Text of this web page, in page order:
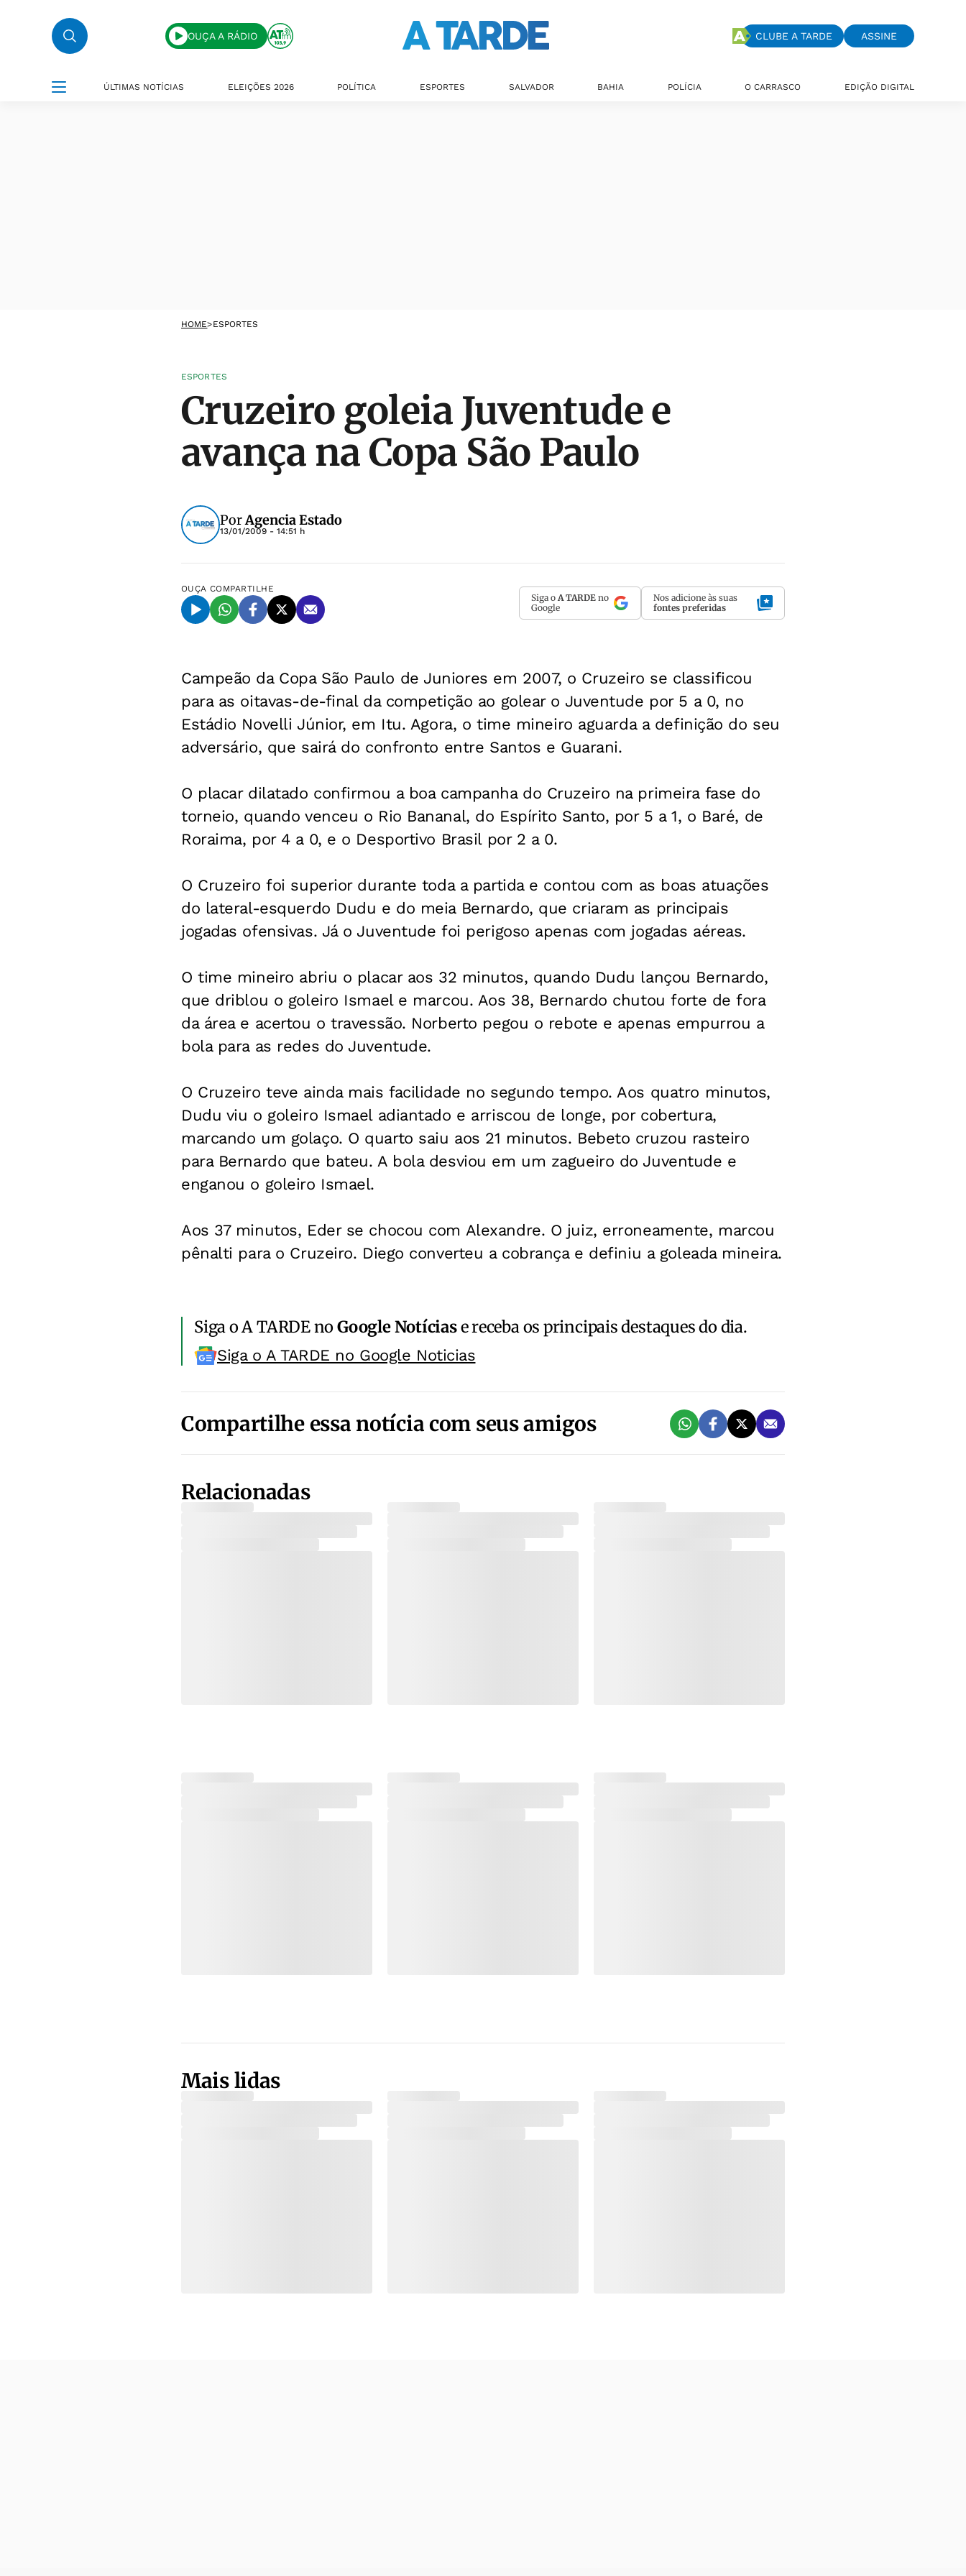
OUÇA A RÁDIO CLUBE A TARDE ASSINE
ÚLTIMAS NOTÍCIAS ELEIÇÕES 2026 POLÍTICA ESPORTES SALVADOR BAHIA POLÍCIA O CARRASCO EDIÇÃO DIGITAL
HOME>ESPORTES
ESPORTES
Cruzeiro goleia Juventude e
avança na Copa São Paulo
PorAgencia Estado
13/01/2009 - 14:51 h
OUÇA COMPARTILHE
Siga o A TARDE no
Google
Nos adicione às suas
fontes preferidas
Campeão da Copa São Paulo de Juniores em 2007, o Cruzeiro se classificou
para as oitavas-de-final da competição ao golear o Juventude por 5 a 0, no
Estádio Novelli Júnior, em Itu. Agora, o time mineiro aguarda a definição do seu
adversário, que sairá do confronto entre Santos e Guarani.
O placar dilatado confirmou a boa campanha do Cruzeiro na primeira fase do
torneio, quando venceu o Rio Bananal, do Espírito Santo, por 5 a 1, o Baré, de
Roraima, por 4 a 0, e o Desportivo Brasil por 2 a 0.
O Cruzeiro foi superior durante toda a partida e contou com as boas atuações
do lateral-esquerdo Dudu e do meia Bernardo, que criaram as principais
jogadas ofensivas. Já o Juventude foi perigoso apenas com jogadas aéreas.
O time mineiro abriu o placar aos 32 minutos, quando Dudu lançou Bernardo,
que driblou o goleiro Ismael e marcou. Aos 38, Bernardo chutou forte de fora
da área e acertou o travessão. Norberto pegou o rebote e apenas empurrou a
bola para as redes do Juventude.
O Cruzeiro teve ainda mais facilidade no segundo tempo. Aos quatro minutos,
Dudu viu o goleiro Ismael adiantado e arriscou de longe, por cobertura,
marcando um golaço. O quarto saiu aos 21 minutos. Bebeto cruzou rasteiro
para Bernardo que bateu. A bola desviou em um zagueiro do Juventude e
enganou o goleiro Ismael.
Aos 37 minutos, Eder se chocou com Alexandre. O juiz, erroneamente, marcou
pênalti para o Cruzeiro. Diego converteu a cobrança e definiu a goleada mineira.
Siga o A TARDE noGoogle Notíciase receba os principais destaques do dia.
Siga o A TARDE no Google Noticias
Compartilhe essa notícia com seus amigos
Relacionadas
Mais lidas